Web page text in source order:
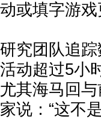
动或填字游戏
研究团队追
活动超过5小
尤其海马回
家说：“这不